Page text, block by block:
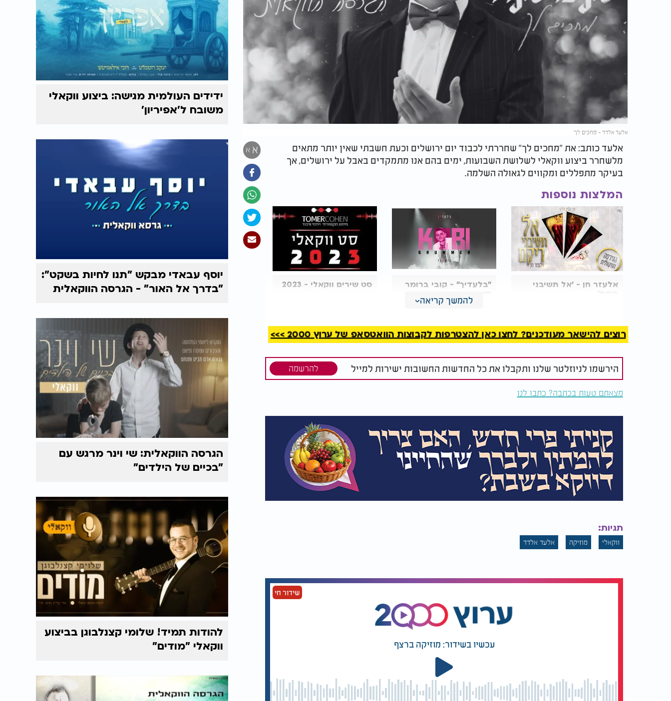
אלעד אלדד - 'מחכים לך'
א א
אלעד כותב: את "מחכים לך" שחררתי לכבוד יום ירושלים וכעת חשבתי שאין יותר מתאים
מלשחרר ביצוע ווקאלי לשלושת השבועות, ימים בהם אנו מתמקדים באבל על ירושלים, אך
בעיקר מתפללים ומקווים לגאולה השלמה.
המלצות נוספות
אלעזר חן - 'אל תשיבני
ריקם'
"בלעדיך" - קובי ברומר
הווקאלית
סט שירים ווקאלי - 2023
להמשך קריאה
רוצים להישאר מעודכנים? לחצו כאן להצטרפות לקבוצות הוואטסאפ של ערוץ 2000 >>>
הירשמו לניוזלטר שלנו ותקבלו את כל החדשות החשובות ישירות למייל להרשמה
מצאתם טעות בכתבה? כתבו לנו
תגיות:
ווקאלי מוזיקה אלעד אלדד
שידור חי
עכשיו בשידור: מוזיקה ברצף
ידידים העולמית מגישה: ביצוע ווקאלי
משובח ל'אפיריון'
יוסף עבאדי מבקש "תנו לחיות בשקט":
"בדרך אל האור" - הגרסה הווקאלית
הגרסה הווקאלית: שי וינר מרגש עם
"בכיים של הילדים"
להודות תמיד! שלומי קצנלבוגן בביצוע
ווקאלי "מודים"